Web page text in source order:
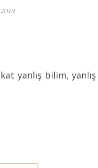
yanlış bilim, yanlış